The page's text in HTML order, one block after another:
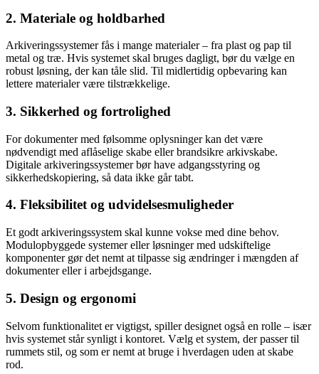
2. Materiale og holdbarhed
Arkiveringssystemer fås i mange materialer – fra plast og pap til
metal og træ. Hvis systemet skal bruges dagligt, bør du vælge en
robust løsning, der kan tåle slid. Til midlertidig opbevaring kan
lettere materialer være tilstrækkelige.
3. Sikkerhed og fortrolighed
For dokumenter med følsomme oplysninger kan det være
nødvendigt med aflåselige skabe eller brandsikre arkivskabe.
Digitale arkiveringssystemer bør have adgangsstyring og
sikkerhedskopiering, så data ikke går tabt.
4. Fleksibilitet og udvidelsesmuligheder
Et godt arkiveringssystem skal kunne vokse med dine behov.
Modulopbyggede systemer eller løsninger med udskiftelige
komponenter gør det nemt at tilpasse sig ændringer i mængden af
dokumenter eller i arbejdsgange.
5. Design og ergonomi
Selvom funktionalitet er vigtigst, spiller designet også en rolle – især
hvis systemet står synligt i kontoret. Vælg et system, der passer til
rummets stil, og som er nemt at bruge i hverdagen uden at skabe
rod.